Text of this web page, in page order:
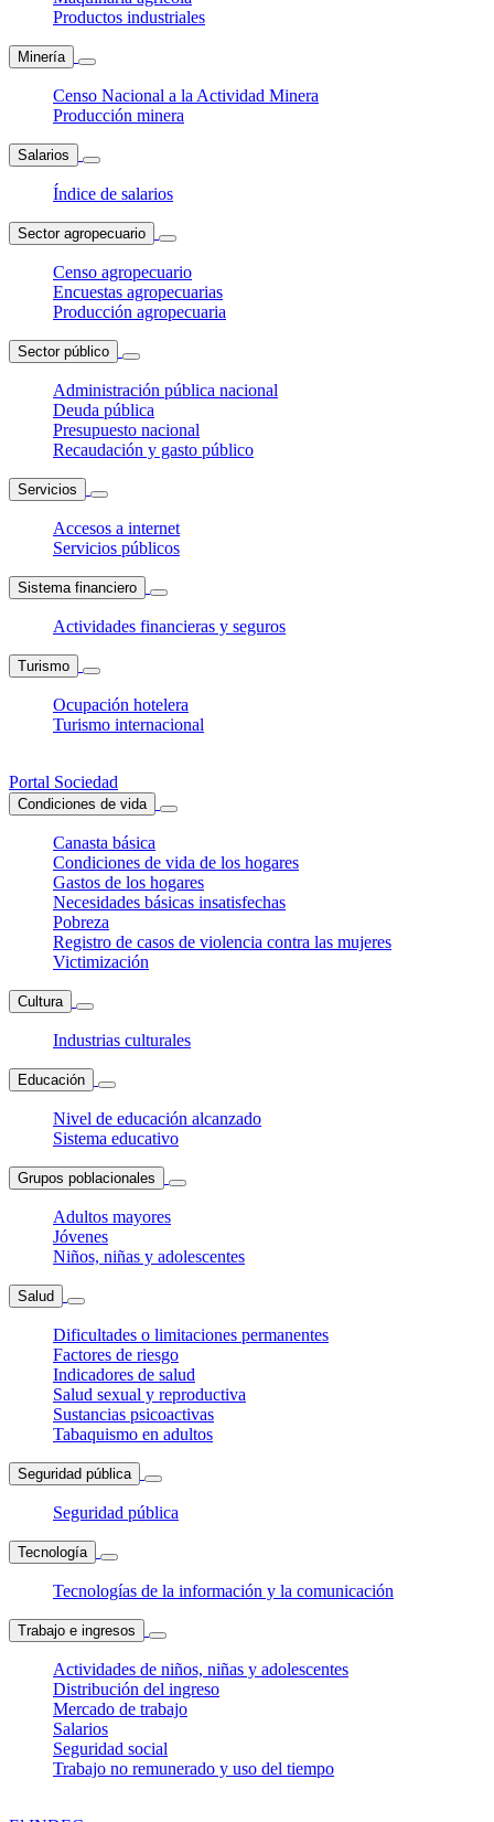
Productos industriales
Minería
Censo Nacional a la Actividad Minera
Producción minera
Salarios
Índice de salarios
Sector agropecuario
Censo agropecuario
Encuestas agropecuarias
Producción agropecuaria
Sector público
Administración pública nacional
Deuda pública
Presupuesto nacional
Recaudación y gasto público
Servicios
Accesos a internet
Servicios públicos
Sistema financiero
Actividades financieras y seguros
Turismo
Ocupación hotelera
Turismo internacional
Portal Sociedad
Condiciones de vida
Canasta básica
Condiciones de vida de los hogares
Gastos de los hogares
Necesidades básicas insatisfechas
Pobreza
Registro de casos de violencia contra las mujeres
Victimización
Cultura
Industrias culturales
Educación
Nivel de educación alcanzado
Sistema educativo
Grupos poblacionales
Adultos mayores
Jóvenes
Niños, niñas y adolescentes
Salud
Dificultades o limitaciones permanentes
Factores de riesgo
Indicadores de salud
Salud sexual y reproductiva
Sustancias psicoactivas
Tabaquismo en adultos
Seguridad pública
Seguridad pública
Tecnología
Tecnologías de la información y la comunicación
Trabajo e ingresos
Actividades de niños, niñas y adolescentes
Distribución del ingreso
Mercado de trabajo
Salarios
Seguridad social
Trabajo no remunerado y uso del tiempo